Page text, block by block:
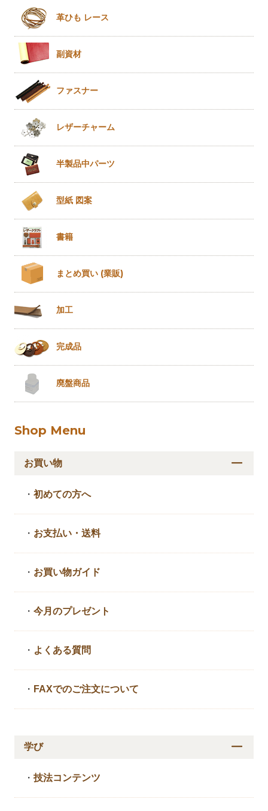
革ひも レース
副資材
ファスナー
レザーチャーム
半製品中パーツ
型紙 図案
書籍
まとめ買い (業販)
加工
完成品
廃盤商品
Shop Menu
お買い物
・初めての方へ
・ お支払い・送料
・ お買い物ガイド
・今月のプレゼント
・ よくある質問
・ FAXでのご注文について
学び
・技法コンテンツ